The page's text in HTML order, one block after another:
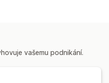
vašemu podnikání.